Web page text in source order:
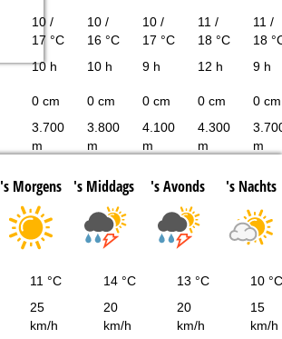
10 /
17 °C
10 /
16 °C
10 /
17 °C
11 /
18 °C
11 /
18
10 h 10 h 9 h 12 h 9 h
0 cm 0 cm 0 cm 0 cm 0 cm
3.700
m
3.800
m
4.100
m
4.300
m
m
's Morgens 's Middags 's Avonds 's Nachts
11 °C 14 °C 13 °C 10 °C
25
km/h
20
km/h
20
km/h
15
km/h